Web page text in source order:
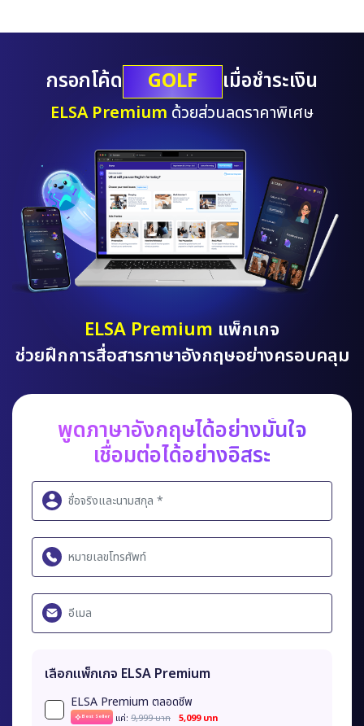
กรอกโค้ด GOLF เมื่อชำระเงิน
ELSA Premium ด้วยส่วนลดราคาพิเศษ
ELSA Premium แพ็กเกจ
ช่วยฝึกการสื่อสารภาษาอังกฤษอย่างครอบคลุม
พูดภาษาอังกฤษได้อย่างมั่นใจ
เชื่อมต่อได้อย่างอิสระ
เลือกแพ็กเกจ ELSA Premium
ELSA Premium ตลอดชีพ
Best Seller เเค่: 9,999 บาท 5,099 บาท